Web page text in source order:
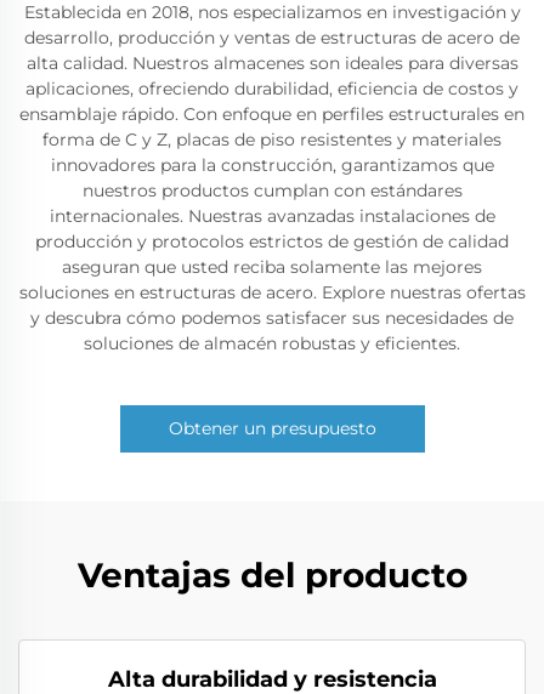
Establecida en 2018, nos especializamos en investigación y
desarrollo, producción y ventas de estructuras de acero de
alta calidad. Nuestros almacenes son ideales para diversas
aplicaciones, ofreciendo durabilidad, eficiencia de costos y
ensamblaje rápido. Con enfoque en perfiles estructurales en
forma de C y Z, placas de piso resistentes y materiales
innovadores para la construcción, garantizamos que
nuestros productos cumplan con estándares
internacionales. Nuestras avanzadas instalaciones de
producción y protocolos estrictos de gestión de calidad
aseguran que usted reciba solamente las mejores
soluciones en estructuras de acero. Explore nuestras ofertas
y descubra cómo podemos satisfacer sus necesidades de
soluciones de almacén robustas y eficientes.
Obtener un presupuesto
Ventajas del producto
Alta durabilidad y resistencia